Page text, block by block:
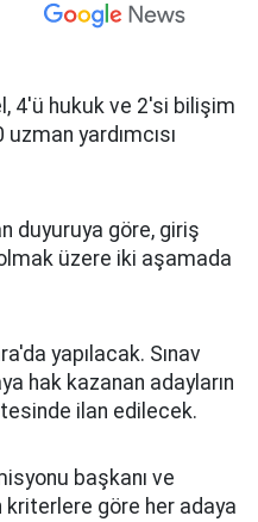
4'ü hukuk ve 2'si bilişim
yardımcısı
duyuruya göre, giriş
olmak üzere iki aşamada
yapılacak. Sınav
hak kazanan adayların
ilan edilecek.
başkanı ve
kriterlere göre her adaya